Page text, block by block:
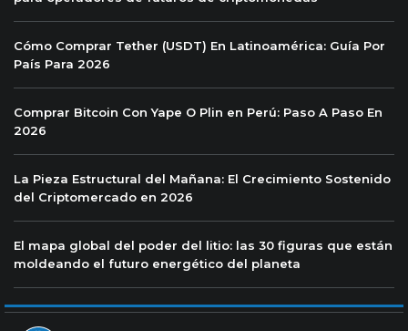
Cómo Comprar Tether (USDT) En Latinoamérica: Guía Por
País Para 2026
Comprar Bitcoin Con Yape O Plin en Perú: Paso A Paso En
2026
La Pieza Estructural del Mañana: El Crecimiento Sostenido
del Criptomercado en 2026
El mapa global del poder del litio: las 30 figuras que están
moldeando el futuro energético del planeta